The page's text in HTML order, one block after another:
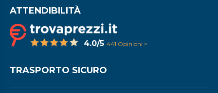
ATTENDIBILITÀ
4.0/5 441 Opinioni >
TRASPORTO SICURO